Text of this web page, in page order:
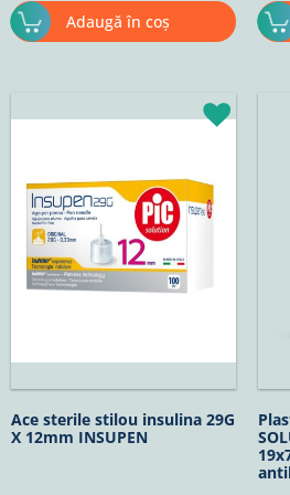
Adaugă în coș
Ace sterile stilou insulina 29G
X 12mm INSUPEN